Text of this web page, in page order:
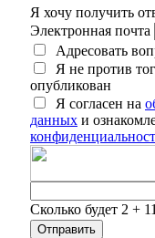
Я хочу получить
Электронная почта
Адресовать
Я не против
опубликован
Я согласен на
данных и
Сколько будет 2 + 11